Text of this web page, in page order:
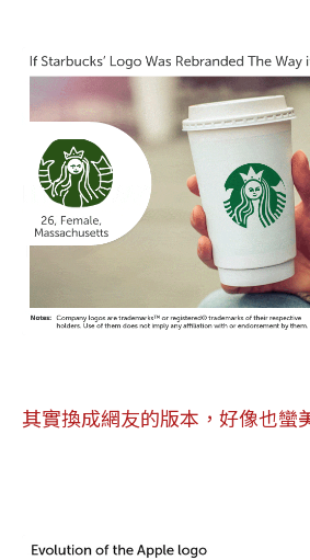
其實換成網友的版本，好像也蠻